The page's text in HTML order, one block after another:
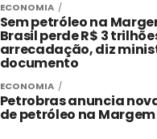
ECONOMIA
Sem petróleo na
Brasil perde R$ 3
arrecadação, diz
documento
ECONOMIA
Petrobras anuncia
de petróleo na